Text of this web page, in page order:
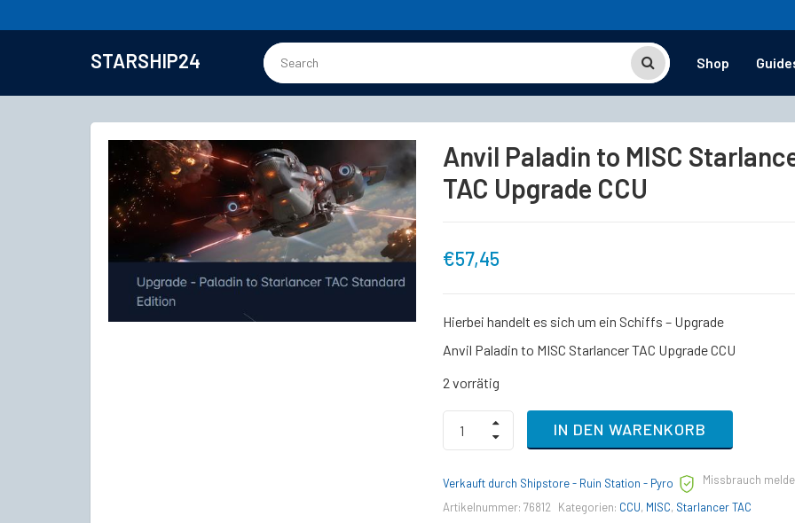
STARSHIP24 Shop
Anvil Paladin to MISC
TAC Upgrade CCU
€57,45
Hierbei handelt es sich um ein Schiffs – Upgrade
Anvil Paladin to MISC Starlancer TAC Upgrade CCU
2 vorrätig
Anvil
Paladin
to
Starlancer
Upgrade
IN DEN WARENKORB
Verkauft durch Shipstore - Ruin Station - Pyro
Missbrauch
Artikelnummer: 76812 Kategorien: CCU, MISC, Starlancer TAC